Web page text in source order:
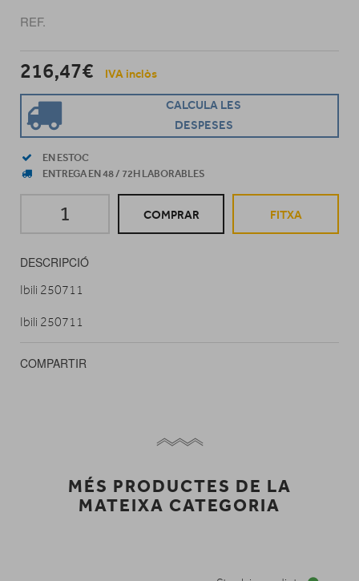
REF.
216,47€ IVA inclòs
CALCULA LES
DESPESES
EN ESTOC
ENTREGA EN 48 / 72H LABORABLES
COMPRAR FITXA
DESCRIPCIÓ
Ibili 250711
Ibili 250711
COMPARTIR
MÉS PRODUCTES DE LA
MATEIXA CATEGORIA